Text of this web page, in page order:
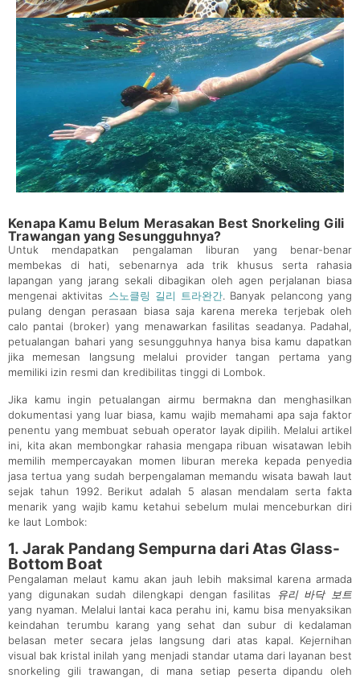
Kenapa Kamu Belum Merasakan Best Snorkeling Gili
Trawangan yang Sesungguhnya?
Untuk mendapatkan pengalaman liburan yang benar-benar
membekas di hati, sebenarnya ada trik khusus serta rahasia
lapangan yang jarang sekali dibagikan oleh agen perjalanan biasa
mengenai aktivitas 스노클링 길리 트라완간. Banyak pelancong yang
pulang dengan perasaan biasa saja karena mereka terjebak oleh
calo pantai (broker) yang menawarkan fasilitas seadanya. Padahal,
petualangan bahari yang sesungguhnya hanya bisa kamu dapatkan
jika memesan langsung melalui provider tangan pertama yang
memiliki izin resmi dan kredibilitas tinggi di Lombok.
Jika kamu ingin petualangan airmu bermakna dan menghasilkan
dokumentasi yang luar biasa, kamu wajib memahami apa saja faktor
penentu yang membuat sebuah operator layak dipilih. Melalui artikel
ini, kita akan membongkar rahasia mengapa ribuan wisatawan lebih
memilih mempercayakan momen liburan mereka kepada penyedia
jasa tertua yang sudah berpengalaman memandu wisata bawah laut
sejak tahun 1992. Berikut adalah 5 alasan mendalam serta fakta
menarik yang wajib kamu ketahui sebelum mulai menceburkan diri
ke laut Lombok:
1. Jarak Pandang Sempurna dari Atas Glass-
Bottom Boat
Pengalaman melaut kamu akan jauh lebih maksimal karena armada
yang digunakan sudah dilengkapi dengan fasilitas 유리 바닥 보트
yang nyaman. Melalui lantai kaca perahu ini, kamu bisa menyaksikan
keindahan terumbu karang yang sehat dan subur di kedalaman
belasan meter secara jelas langsung dari atas kapal. Kejernihan
visual bak kristal inilah yang menjadi standar utama dari layanan best
snorkeling gili trawangan, di mana setiap peserta dipandu oleh